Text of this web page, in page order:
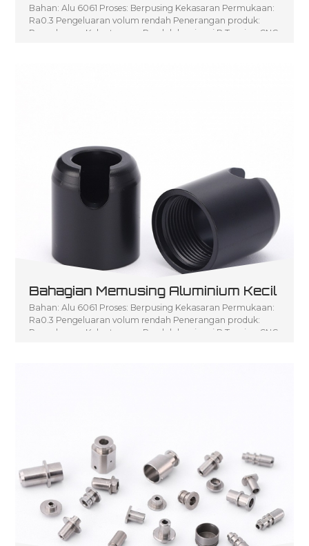
Bahan: Alu 6061 Proses: Berpusing Kekasaran Permukaan:
Ra0.3 Pengeluaran volum rendah Penerangan produk:
Pengeluaran Kelantangan Rendah bagi seni P Turning CNC
Bahagian Memusing Aluminium Kecil
Bahan: Alu 6061 Proses: Berpusing Kekasaran Permukaan:
Ra0.3 Pengeluaran volum rendah Penerangan produk:
Pengeluaran Kelantangan Rendah bagi seni P Turning CNC